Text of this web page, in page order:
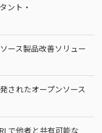
ント・
ース製品改善ソリュー
されたオープンソース
で他者と共有可能な